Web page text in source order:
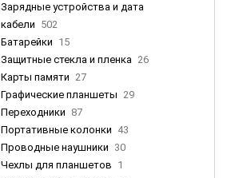
Зарядные устройства и дата
кабели 502
Батарейки 15
Защитные стекла и пленка 26
Карты памяти 27
Графические планшеты 29
Переходники 87
Портативные колонки 43
Проводные наушники 30
Чехлы для планшетов 1